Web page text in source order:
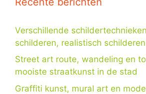
Verschillende
schilderen, realistisch schilderen
Street art route, wandeling en
mooiste straatkunst in de stad
Graffiti kunst, mural art en